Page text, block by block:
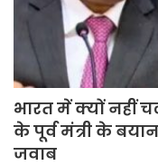
भारत में क्यों नहीं
के पूर्व मंत्री के
जवाब